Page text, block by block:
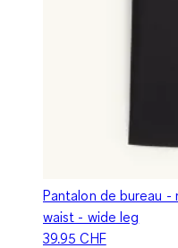
Pantalon de bureau -
waist - wide leg
39.95 CHF